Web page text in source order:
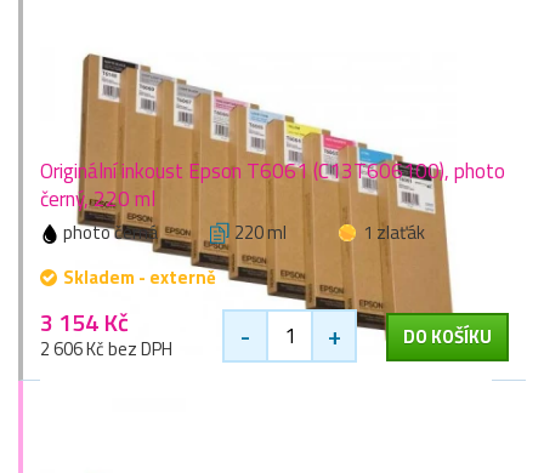
Originální inkoust Epson T6061 (C13T606100), photo
černý, 220 ml
photo černá 220 ml
1 zlaťák
Skladem - externě
3 154 Kč
2 606 Kč bez DPH - + DO KOŠÍKU